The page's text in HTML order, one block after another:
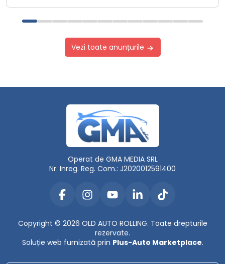
Vezi toate anunțurile
Operat de GMA MEDIA SRL
Nr. Inreg. Reg. Com.: J2020012591400
Copyright © 2026 OLD AUTO ROLLING. Toate drepturile
rezervate.
Soluție web furnizată prin Plus-Auto Marketplace.